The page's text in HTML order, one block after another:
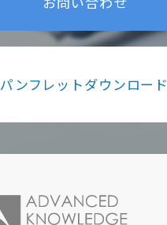
パンフレットダウンロード